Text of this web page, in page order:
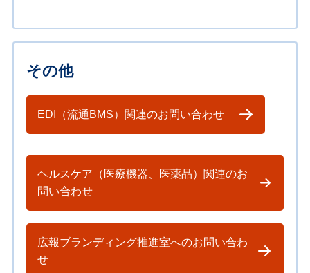
その他
EDI（流通BMS）関連のお問い合わせ
ヘルスケア（医療機器、医薬品）関連のお
問い合わせ
広報ブランディング推進室へのお問い合わ
せ